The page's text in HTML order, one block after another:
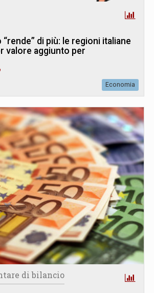
di più: le regioni italiane
valore aggiunto per
Economia
di bilancio